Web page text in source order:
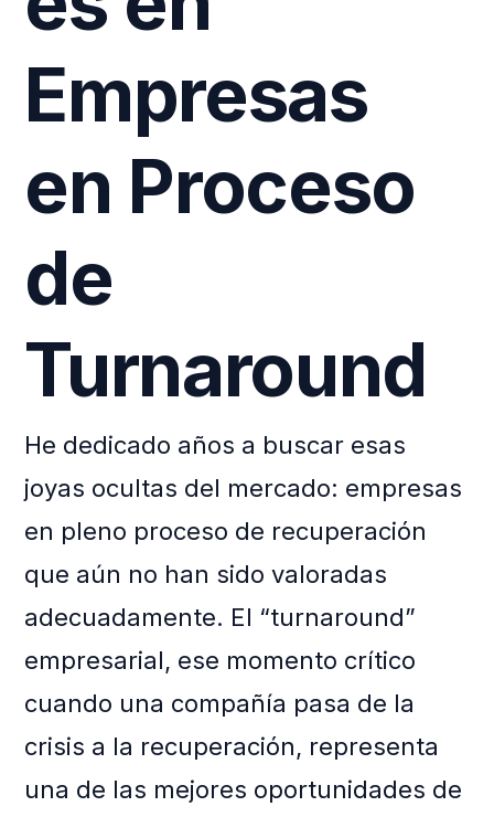
Empresas
en Proceso
de
Turnaround
He dedicado años a buscar esas
joyas ocultas del mercado: empresas
en pleno proceso de recuperación
que aún no han sido valoradas
adecuadamente. El “turnaround”
empresarial, ese momento crítico
cuando una compañía pasa de la
crisis a la recuperación, representa
una de las mejores oportunidades de